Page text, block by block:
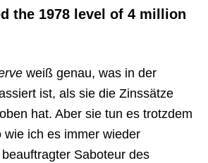
the 1978 level of 4 million
weiß genau, was in der
ist, als sie die Zinssätze
hat. Aber sie tun es trotzdem
wie ich es immer wieder
Saboteur des